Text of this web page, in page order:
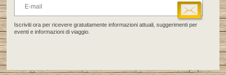
Iscriviti ora per ricevere gratuitamente informazioni attuali, suggerimenti per
eventi e informazioni di viaggio.